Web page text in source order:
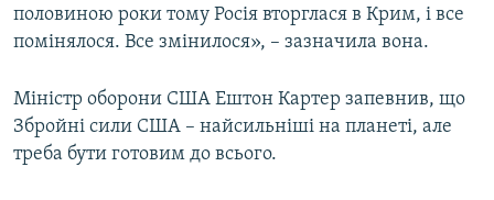
половиною роки тому Росія вторглася в Крим, і все
помінялося. Все змінилося», – зазначила вона.
Міністр оборони США Ештон Картер запевнив, що
Збройні сили США – найсильніші на планеті, але
треба бути готовим до всього.